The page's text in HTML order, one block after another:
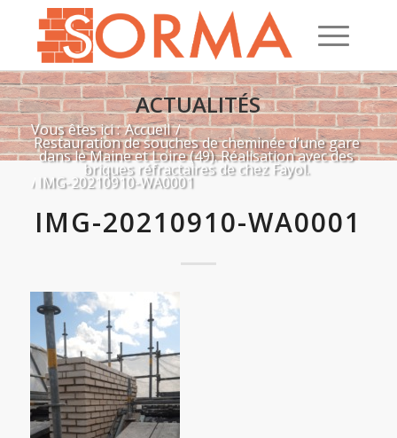
ACTUALITÉS
Vous êtes ici : Accueil /
Restauration de souches de cheminée d’une gare
dans le Maine et Loire (49). Réalisation avec des
briques réfractaires de chez Fayol.
/ IMG-20210910-WA0001
IMG-20210910-WA0001